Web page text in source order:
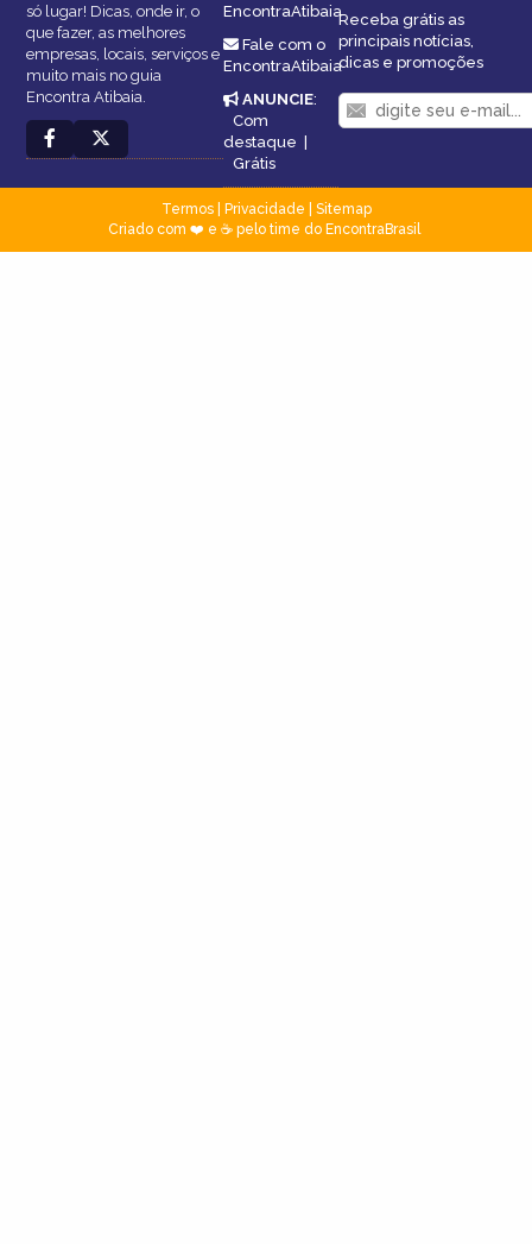
só lugar! Dicas, onde ir, o
que fazer, as melhores
empresas, locais, serviços e
muito mais no guia
Encontra Atibaia.
EncontraAtibaia
Fale com o
EncontraAtibaia
ANUNCIE:
Com
destaque |
Grátis
Receba grátis as
principais notícias,
dicas e promoções
Termos| Privacidade
Sitemap
Criado com ❤️ e ☕ pelo time do EncontraBrasil